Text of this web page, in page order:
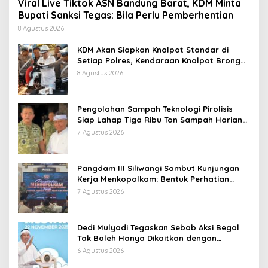
Viral Live Tiktok ASN Bandung Barat, KDM Minta
Bupati Sanksi Tegas: Bila Perlu Pemberhentian
8 Agustus 2026
KDM Akan Siapkan Knalpot Standar di
Setiap Polres, Kendaraan Knalpot Brong
Tertangkap Langsung Ganti
8 Agustus 2026
Pengolahan Sampah Teknologi Pirolisis
Siap Lahap Tiga Ribu Ton Sampah Harian
Jawa Barat
7 Agustus 2026
Pangdam III Siliwangi Sambut Kunjungan
Kerja Menkopolkam: Bentuk Perhatian
Pemerintah
7 Agustus 2026
Dedi Mulyadi Tegaskan Sebab Aksi Begal
Tak Boleh Hanya Dikaitkan dengan
Ekonomi
6 Agustus 2026